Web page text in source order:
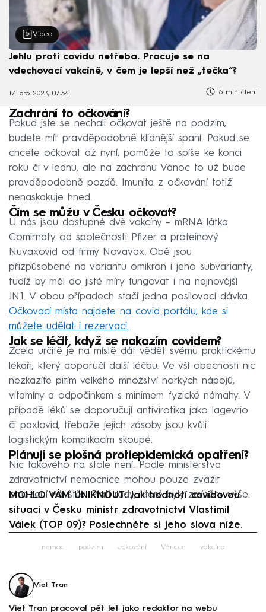
Video
Jehlu proti covidu netřeba. Pracuje se na
vdechovací vakcíně, v čem je lepší než „tečka“?
17. pro 2023, 07:54 6 min čtení
Zachrání to očkování?
Pokud jste se nechali očkovat ještě na podzim,
budete mít pravděpodobně klidnější spaní. Pokud se
chcete očkovat až nyní, pomůže to spíše ke konci
roku či v lednu, ale na záchranu Vánoc to už bude
pravděpodobně pozdě. Imunita z očkování totiž
nenaskakuje hned.
Čím se můžu v Česku očkovat?
U nás jsou dostupné dvě vakcíny – mRNA látka
Comirnaty od společnosti Pfizer a proteinový
Nuvaxovid od firmy Novavax. Obě jsou
přizpůsobené na variantu omikron i jeho subvarianty,
tudíž by měl do jisté míry fungovat i na nejnovější
JN.1. V obou případech stačí jedna posilovací dávka.
Očkovací místa najdete na covid portálu, kde si
můžete udělat i rezervaci.
Jak se léčit, když se nakazím covidem?
Zcela určitě je na místě dát vědět svému praktickému
lékaři, který doporučí další léčbu. Ve vší obecnosti nic
nezkazíte pitím velkého množství horkých nápojů,
vitamíny a odpočinkem s minimem fyzické námahy. V
případě léků se doporučují antivirotika jako lagevrio
či paxlovid, třebaže jejich zásoby jsou kvůli
logistickým komplikacím skoupé.
Plánují se plošná protiepidemická opatření?
Nic takového na stole není. Podle ministerstva
zdravotnictví nemocnice mohou pouze zvážit
omezení návštěv. Platí rady, které byly zmíněny výše.
MOHLO VÁM UNIKNOUT: Jak hodnotí covidovou
situaci v Česku ministr zdravotnictví Vlastimil
Válek (TOP 09)? Poslechněte si jeho slova níže.
Failed to fetch
nemoc podzim očkování Vánoce vakcína
Viet Tran
Viet Tran pracoval pět let jako redaktor na webu